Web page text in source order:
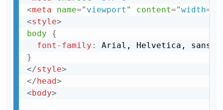
<meta name=" viewport " content="width=
<style>
body
{
font-family :
Arial, Helvetica, sans-
}
</style>
</head>
<body>